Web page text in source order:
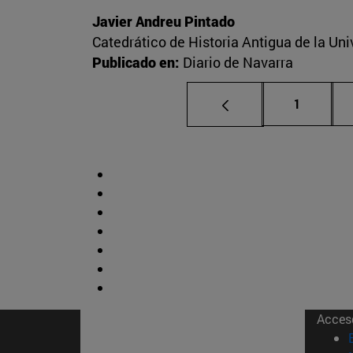
Javier Andreu Pintado
Catedrático de Historia Antigua de la
Publicado en: Diario de Navarra
Página
1